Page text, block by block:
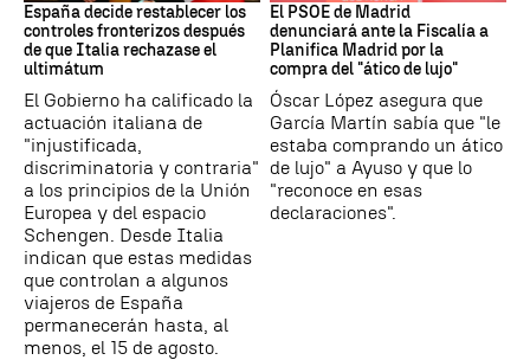
España decide restablecer los
controles fronterizos después
de que Italia rechazase el
ultimátum
El Gobierno ha calificado la
actuación italiana de
"injustificada,
discriminatoria y contraria"
a los principios de la Unión
Europea y del espacio
Schengen. Desde Italia
indican que estas medidas
que controlan a algunos
viajeros de España
permanecerán hasta, al
menos, el 15 de agosto.
El PSOE de Madrid
denunciará ante la Fiscalía a
Planifica Madrid por la
compra del "ático de lujo"
Óscar López asegura que
García Martín sabía que "le
estaba comprando un ático
de lujo" a Ayuso y que lo
"reconoce en esas
declaraciones".